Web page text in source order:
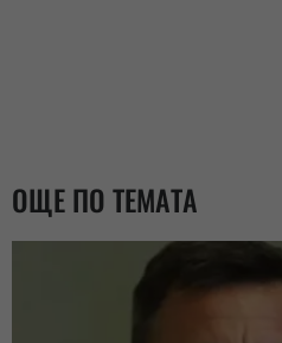
ОЩЕ ПО ТЕМАТА